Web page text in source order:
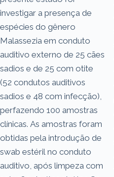
investigar a presença de
espécies do gênero
Malassezia em conduto
auditivo externo de 25 cães
sadios e de 25 com otite
(52 condutos auditivos
sadios e 48 com infecção),
perfazendo 100 amostras
clínicas. As amostras foram
obtidas pela introdução de
swab estéril no conduto
auditivo, após limpeza com